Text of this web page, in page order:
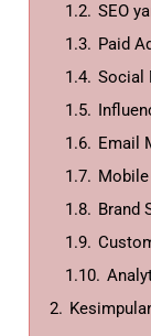
1.2. SEO
1.3. Paid
1.4. Social
1.5.
1.6. Email
1.7.
1.8. Brand
1.9.
1.10.
2.